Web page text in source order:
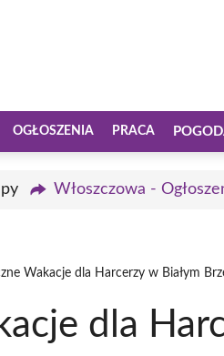
OGŁOSZENIA PRACA
Włoszczowa -
Wakacje dla Harcerzy w Białym
dla